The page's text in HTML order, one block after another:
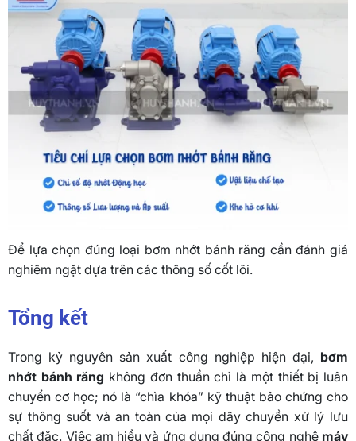
Để lựa chọn đúng loại bơm nhớt bánh răng cần đánh giá
nghiêm ngặt dựa trên các thông số cốt lõi.
Tổng kết
Trong kỷ nguyên sản xuất công nghiệp hiện đại, bơm
nhớt bánh răng không đơn thuần chỉ là một thiết bị luân
chuyển cơ học; nó là “chìa khóa” kỹ thuật bảo chứng cho
sự thông suốt và an toàn của mọi dây chuyền xử lý lưu
chất đặc. Việc am hiểu và ứng dụng đúng công nghệ máy